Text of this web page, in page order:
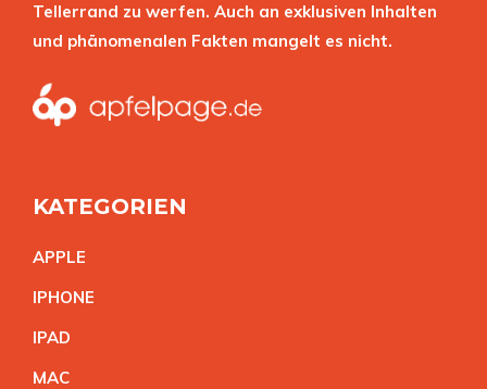
Tellerrand zu werfen. Auch an exklusiven Inhalten
und phänomenalen Fakten mangelt es nicht.
KATEGORIEN
APPLE
IPHONE
IPAD
MAC